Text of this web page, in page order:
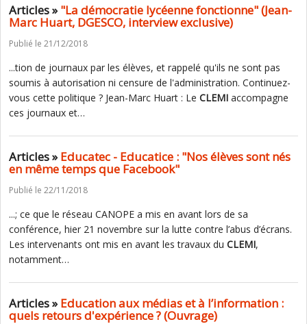
Articles »"La démocratie lycéenne fonctionne" (Jean-
Marc Huart, DGESCO, interview exclusive)
Publié le 21/12/2018
...tion de journaux par les élèves, et rappelé qu'ils ne sont pas
soumis à autorisation ni censure de l'administration. Continuez-
vous cette politique ? Jean-Marc Huart : Le CLEMI accompagne
ces journaux et…
Articles »Educatec - Educatice : "Nos élèves sont nés
en même temps que Facebook"
Publié le 22/11/2018
...; ce que le réseau CANOPE a mis en avant lors de sa
conférence, hier 21 novembre sur la lutte contre l’abus d’écrans.
Les intervenants ont mis en avant les travaux du CLEMI,
notamment…
Articles »Education aux médias et à l’information :
quels retours d'expérience ? (Ouvrage)